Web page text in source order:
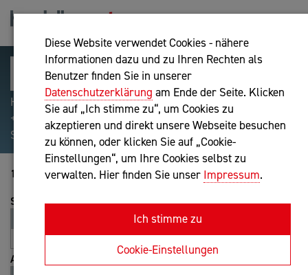
Diese Website verwendet Cookies - nähere
Informationen dazu und zu Ihren Rechten als
Benutzer finden Sie in unserer
Datenschutzerklärung am Ende der Seite. Klicken
Sie auf „Ich stimme zu“, um Cookies zu
akzeptieren und direkt unsere Webseite besuchen
zu können, oder klicken Sie auf „Cookie-
Einstellungen“, um Ihre Cookies selbst zu
verwalten. Hier finden Sie unser Impressum.
Ich stimme zu
Cookie-Einstellungen
Hilfreiche Suchparameter: Begriff einschließen:
+webshop, Begriff ausschließen: -webshop, Exakter
Suchbegriff: "internet of things"
1-20 von 44
Sortierung
Entfernung
A-Z
Z-A
Ansicht